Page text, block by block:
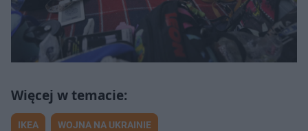
IKEA WOJNA NA UKRAINIE